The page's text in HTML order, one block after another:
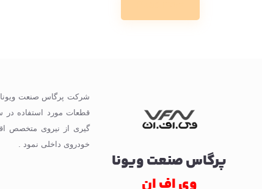
پرگاس صنعت ویونا
گیری از نیروی متخصص
خودروی داخلی نمود .